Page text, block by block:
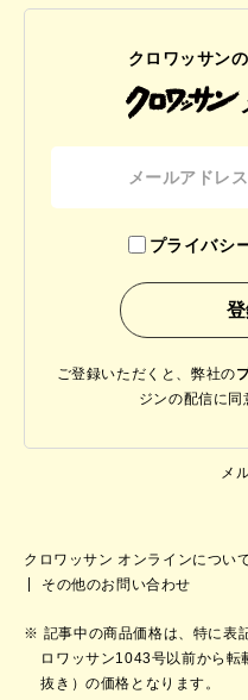
クロワッサン
プライバシ
ご登録いただくと、弊社の
ジンの配信に
メ
クロワッサン オンラインについ
その他のお問い合わせ
記事中の商品価格は、特に表
ロワッサン1043号以前から転
抜き）の価格となります。